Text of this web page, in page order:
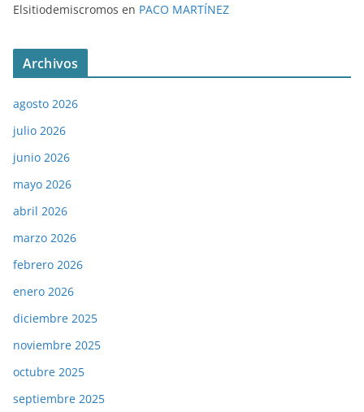
Elsitiodemiscromos en PACO MARTÍNEZ
Archivos
agosto 2026
julio 2026
junio 2026
mayo 2026
abril 2026
marzo 2026
febrero 2026
enero 2026
diciembre 2025
noviembre 2025
octubre 2025
septiembre 2025